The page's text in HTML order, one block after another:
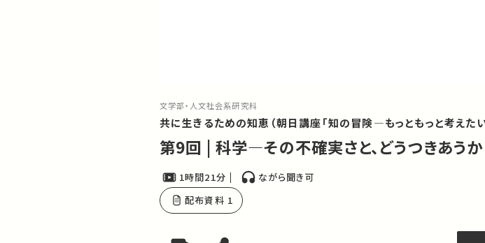
文学部・人文社会系研究科
共に生きるための知恵（朝日講座「知の冒険—もっともっと考えた
第9回 | 科学―その不確実さと、どうつきあうか
1時間21分
ながら聞き可
配布資料 1